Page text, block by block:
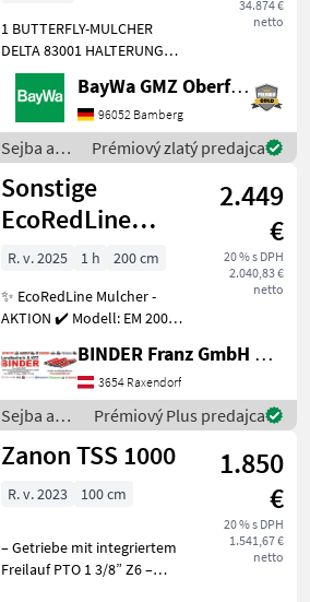
34.874 €
netto
1 BUTTERFLY-MULCHER
DELTA 83001 HALTERUNG
RÄDER FÜR DELTA1 SATZ
RÄDER FÜR GEMELLA1
WALTERSCHEID-
GELENKWELLE (1 3/8) Sejba
a starostlivosť o plodinu
Mulčovač
BayWa GMZ Oberfranken
96052 Bamberg
Sejba a
starostlivosť
o plodinu
/ Maschio
Prémiový zlatý predajca
Sonstige
EcoRedLine
Mulcher EM 200
2.449
€
20 % s DPH
2.040,83 €
netto
R. v. 2025 1 h
200 cm
✨ EcoRedLine Mulcher -
AKTION ✔️ Modell: EM 200
serienmäßiger Ausführung
✔️ Arbeitsbreite 200cm ✔️
Aussenbreite 215cm, ✔️
Universal-Dreipunk
BINDER Franz GmbH & CoKG
3654 Raxendorf
Sejba a
starostlivosť
o plodinu
Prémiový Plus predajca
Zanon TSS 1000
1.850
€
20 % s DPH
1.541,67 €
netto
R. v. 2023 100 cm
– Getriebe mit integriertem
Freilauf PTO 1 3/8” Z6 –